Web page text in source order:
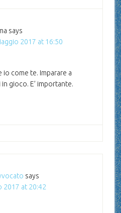
says
2017 at 16:50
io come te. Imparare a
gioco. E’ importante.
says
2017 at 20:42